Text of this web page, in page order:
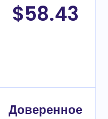
$58.43
Доверенное